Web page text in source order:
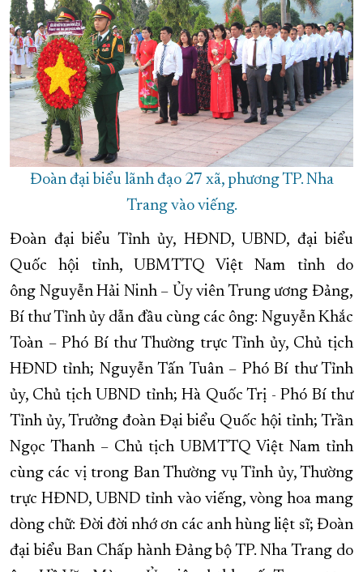
Đoàn đại biểu lãnh đạo 27 xã, phương TP. Nha
Trang vào viếng.
Đoàn đại biểu Tỉnh ủy, HĐND, UBND, đại biểu
Quốc hội tỉnh, UBMTTQ Việt Nam tỉnh do
ông Nguyễn Hải Ninh – Ủy viên Trung ương Đảng,
Bí thư Tỉnh ủy dẫn đầu cùng các ông: Nguyễn Khắc
Toàn – Phó Bí thư Thường trực Tỉnh ủy, Chủ tịch
HĐND tỉnh; Nguyễn Tấn Tuân – Phó Bí thư Tỉnh
ủy, Chủ tịch UBND tỉnh; Hà Quốc Trị - Phó Bí thư
Tỉnh ủy, Trưởng đoàn Đại biểu Quốc hội tỉnh; Trần
Ngọc Thanh – Chủ tịch UBMTTQ Việt Nam tỉnh
cùng các vị trong Ban Thường vụ Tỉnh ủy, Thường
trực HĐND, UBND tỉnh vào viếng, vòng hoa mang
dòng chữ: Đời đời nhớ ơn các anh hùng liệt sĩ; Đoàn
đại biểu Ban Chấp hành Đảng bộ TP. Nha Trang do